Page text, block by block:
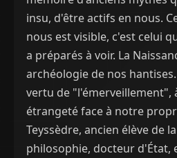
insu, d'être actifs en nous.
nous est visible, c'est celui
a préparés à voir. La
archéologie de nos
vertu de "l'émerveillement",
étrangeté face à notre
Teyssèdre, ancien élève de
philosophie, docteur d'État,